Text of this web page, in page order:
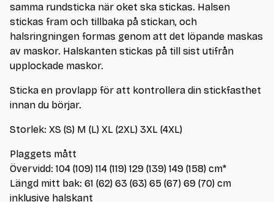
samma rundsticka när oket ska stickas. Halsen
stickas fram och tillbaka på stickan, och
halsringningen formas genom att det löpande maskas
av maskor. Halskanten stickas på till sist utifrån
upplockade maskor.
Sticka en provlapp för att kontrollera din stickfasthet
innan du börjar.
Storlek: XS (S) M (L) XL (2XL) 3XL (4XL)
Plaggets mått
Övervidd: 104 (109) 114 (119) 129 (139) 149 (158) cm*
Längd mitt bak: 61 (62) 63 (63) 65 (67) 69 (70) cm
inklusive halskant